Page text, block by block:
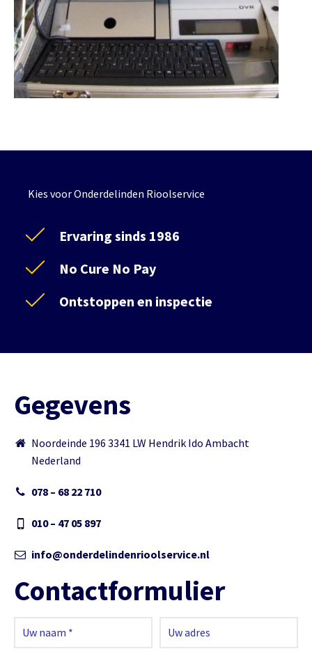
Kies voor Onderdelinden Rioolservice
Ervaring sinds 1986
No Cure No Pay
Ontstoppen en inspectie
Gegevens
Noordeinde 196 3341 LW Hendrik Ido Ambacht
Nederland
078 – 68 22 710
010 – 47 05 897
info@onderdelindenrioolservice.nl
Contactformulier